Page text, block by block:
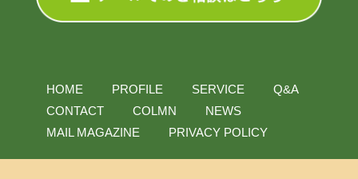
HOME PROFILE SERVICE
Q&A
CONTACT
COLMN
NEWS
MAIL MAGAZINE
PRIVACY POLICY